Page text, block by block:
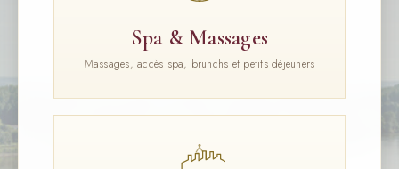
Spa & Massages
Massages, accès spa, brunchs et petits déjeuners